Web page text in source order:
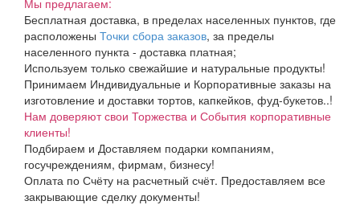
Мы предлагаем:
Бесплатная доставка, в пределах населенных пунктов, где
расположены Точки сбора заказов, за пределы
населенного пункта - доставка платная;
Используем только свежайшие и натуральные продукты!
Принимаем Индивидуальные и Корпоративные заказы на
изготовление и доставки тортов, капкейков, фуд-букетов..!
Нам доверяют свои Торжества и События корпоративные
клиенты!
Подбираем и Доставляем подарки компаниям,
госучреждениям, фирмам, бизнесу!
Оплата по Счёту на расчетный счёт. Предоставляем все
закрывающие сделку документы!